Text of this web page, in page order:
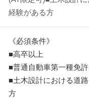
経験がある方
《必須条件》
■高卒以上
■普通自動車第一種免
■土木設計における道
方